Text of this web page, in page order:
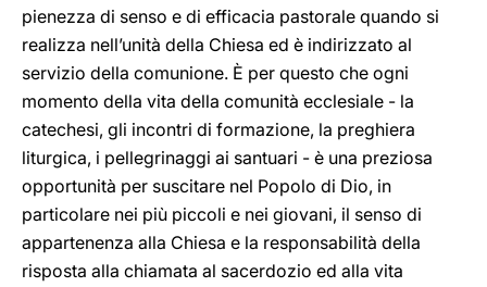
pienezza di senso e di efficacia pastorale quando si
realizza nell’unità della Chiesa ed è indirizzato al
servizio della comunione. È per questo che ogni
momento della vita della comunità ecclesiale - la
catechesi, gli incontri di formazione, la preghiera
liturgica, i pellegrinaggi ai santuari - è una preziosa
opportunità per suscitare nel Popolo di Dio, in
particolare nei più piccoli e nei giovani, il senso di
appartenenza alla Chiesa e la responsabilità della
risposta alla chiamata al sacerdozio ed alla vita